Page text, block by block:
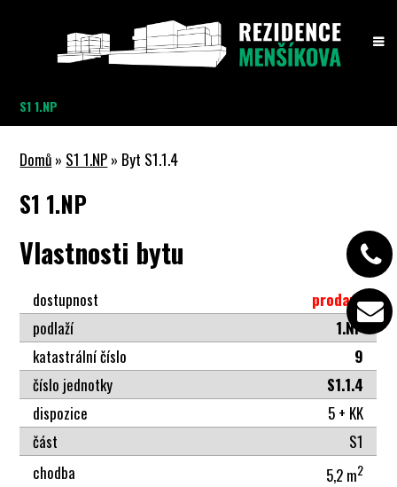
S1 1.NP
Domů » S1 1.NP » Byt S1.1.4
S1 1.NP
Vlastnosti bytu
dostupnost
prodaný
podlaží
1.NP
katastrální číslo
9
číslo jednotky
S1.1.4
dispozice
5 + KK
část
S1
chodba
5,2 m2